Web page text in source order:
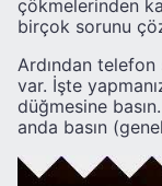
çökmelerinden
birçok sorunu
Ardından
var. İşte
düğmesine
anda basın